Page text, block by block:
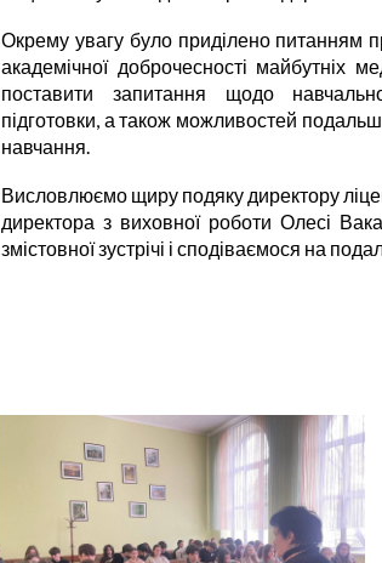
Окрему увагу було приділено питанням
академічної доброчесності майбутніх
поставити запитання щодо
підготовки, а також можливостей
навчання.
Висловлюємо щиру подяку директору
директора з виховної роботи Олесі
змістовної зустрічі і сподіваємося на